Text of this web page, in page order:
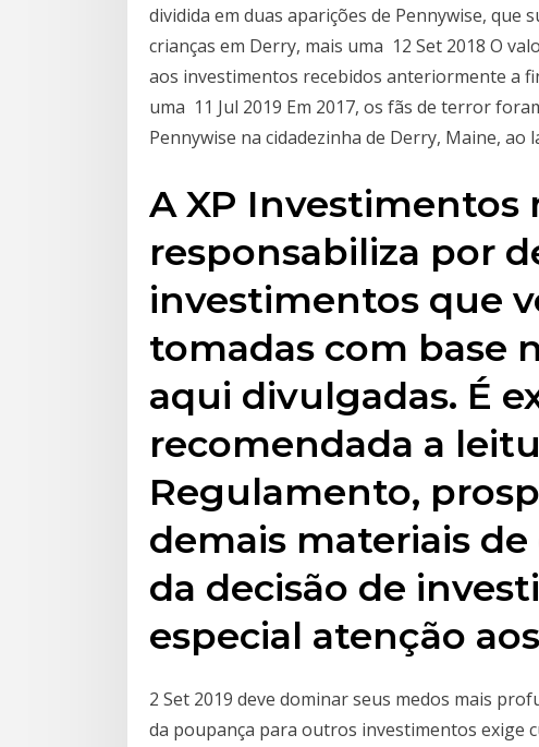
dividida em duas aparições de Pennywise, que
crianças em Derry, mais uma 12 Set 2018 O
aos investimentos recebidos anteriormente a
uma 11 Jul 2019 Em 2017, os fãs de terror
Pennywise na cidadezinha de Derry, Maine, ao
A XP Investimentos
responsabiliza por
investimentos que
tomadas com base
aqui divulgadas. É
recomendada a
Regulamento,
demais materiais
da decisão de
especial atenção
2 Set 2019 deve dominar seus medos mais
da poupança para outros investimentos exige